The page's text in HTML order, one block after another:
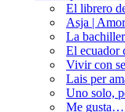
El librero
Asja |
La
El ecuador
Vivir con
Lais per
Uno solo,
Me